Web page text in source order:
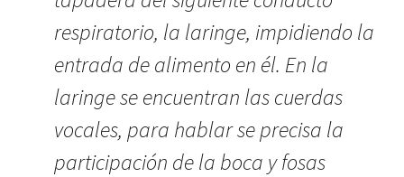
respiratorio, la laringe, impidiendo la
entrada de alimento en él. En la
laringe se encuentran las cuerdas
vocales, para hablar se precisa la
participación de la boca y fosas